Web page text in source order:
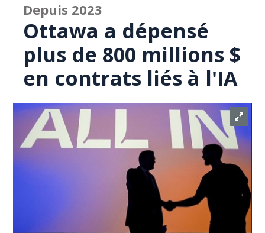
Depuis 2023
Ottawa a dépensé
plus de 800 millions $
en contrats liés à l'IA